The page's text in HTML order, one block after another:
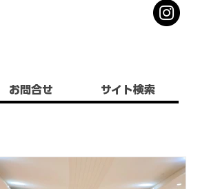
お問合せ サイト検索